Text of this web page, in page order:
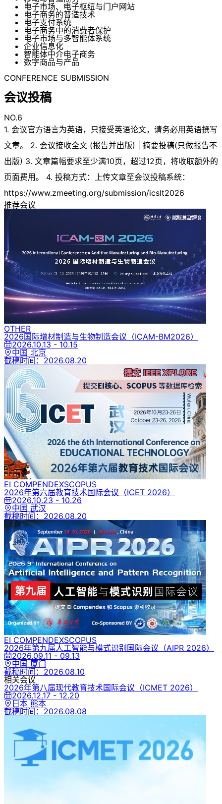
电子市场、电子枢纽与门户网站
电子商务的普适技术
电子支付系统
电子商务中的消费者保护
电子市场与多智能体系统
企业信息化
智能体中介电子商务
数字商品与产品
CONFERENCE SUBMISSION
会议投稿
NO.6
1. 会议官方语言为英语，只接受英语论文，请务必用英语撰写
文章。 2. 会议接收全文 (报告并出版) | 摘要投稿(只做报告不
出版) 3. 文章篇幅要求至少满10页，超过12页，将收取额外的
页面费用。 4. 投稿方式：上传文章至会议投稿系统：
https://www.zmeeting.org/submission/icslt2026
推荐会议
OTHER
2026国际增材制造与生物制造会议 （ICAM-BM2026）
2026.10.13 - 10.15
中国 北京
截稿时间： 2026.08.20
EI COMPENDEXSCOPUS
2026年第六届教育技术国际会议 （ICET 2026）
2026.10.23 - 10.26
中国 武汉
截稿时间： 2026.08.20
EI COMPENDEXSCOPUS
2026年第九届人工智能与模式识别国际会议 （AIPR 2026）
2026.09.11 - 09.13
中国 厦门
截稿时间： 2026.08.10
相关会议
2026年第八届现代教育技术国际会议 （ICMET 2026）
2026.12.17 - 12.20
日本 熊本
截稿时间： 2026.08.08